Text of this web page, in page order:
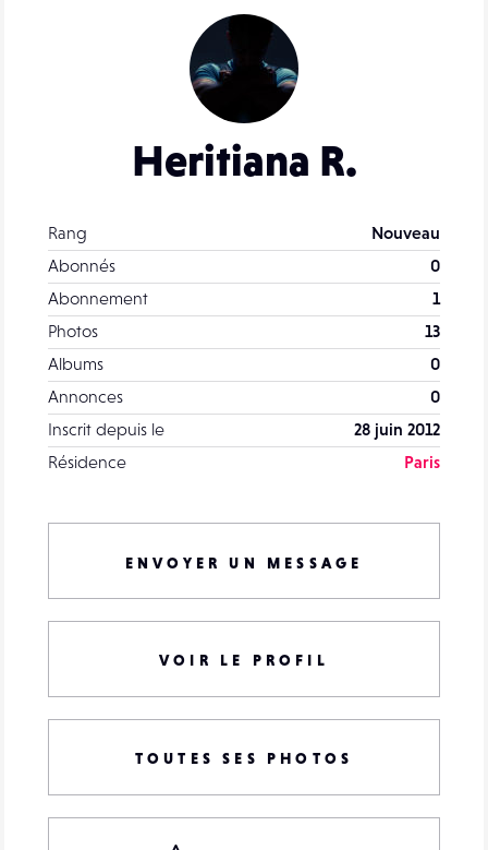
Heritiana R.
Rang
Nouveau
Abonnés
0
Abonnement
1
Photos
13
Albums
0
Annonces
0
Inscrit depuis le
28 juin 2012
Résidence
Paris
ENVOYER UN MESSAGE
VOIR LE PROFIL
TOUTES SES PHOTOS